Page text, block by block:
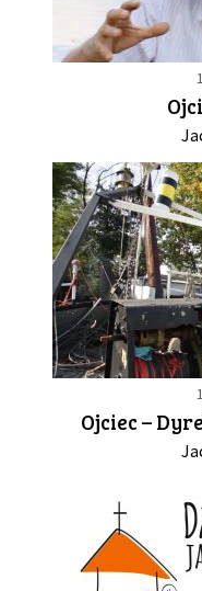
Ojciec –